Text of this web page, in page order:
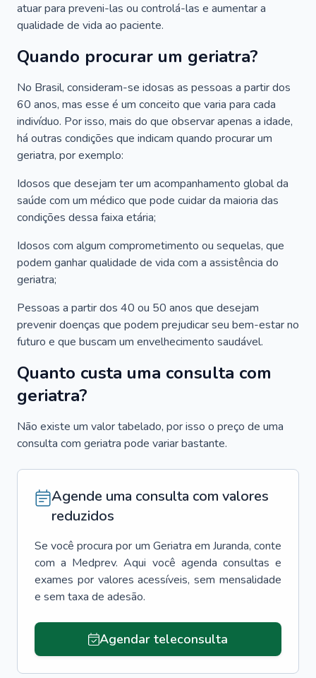
atuar para preveni-las ou controlá-las e aumentar a
qualidade de vida ao paciente.
Quando procurar um geriatra?
No Brasil, consideram-se idosas as pessoas a partir dos
60 anos, mas esse é um conceito que varia para cada
indivíduo. Por isso, mais do que observar apenas a idade,
há outras condições que indicam quando procurar um
geriatra, por exemplo:
Idosos que desejam ter um acompanhamento global da
saúde com um médico que pode cuidar da maioria das
condições dessa faixa etária;
Idosos com algum comprometimento ou sequelas, que
podem ganhar qualidade de vida com a assistência do
geriatra;
Pessoas a partir dos 40 ou 50 anos que desejam
prevenir doenças que podem prejudicar seu bem-estar no
futuro e que buscam um envelhecimento saudável.
Quanto custa uma consulta com
geriatra?
Não existe um valor tabelado, por isso o preço de uma
consulta com geriatra pode variar bastante.
Agende uma consulta com valores
reduzidos
Se você procura por um Geriatra em Juranda, conte
com a Medprev. Aqui você agenda consultas e
exames por valores acessíveis, sem mensalidade
e sem taxa de adesão.
Agendar teleconsulta